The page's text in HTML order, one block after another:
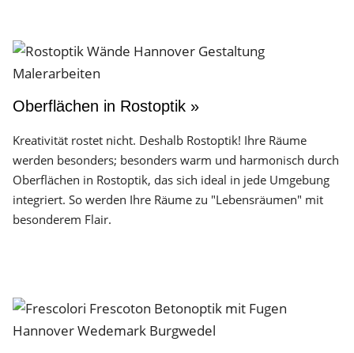
Oberflächen in Rostoptik »
Kreativität rostet nicht. Deshalb Rostoptik! Ihre Räume
werden besonders; besonders warm und harmonisch durch
Oberflächen in Rostoptik, das sich ideal in jede Umgebung
integriert. So werden Ihre Räume zu "Lebensräumen" mit
besonderem Flair.